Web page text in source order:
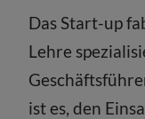
Das Start-up
Lehre
ist es, den